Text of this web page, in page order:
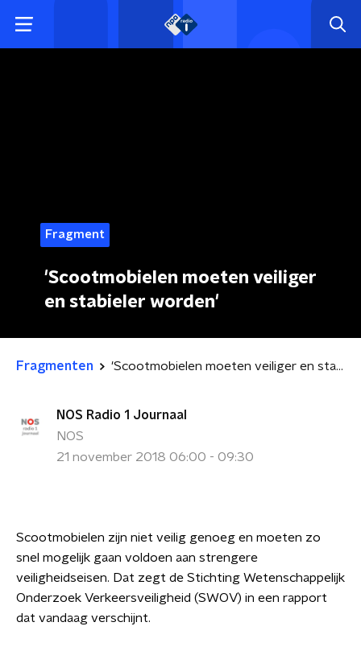
Fragment
'Scootmobielen moeten veiliger
en stabieler worden'
Fragmenten 'Scootmobielen moeten veiliger en stabieler worden'
NOS Radio 1 Journaal
NOS
21 november 2018 06:00 - 09:30
Scootmobielen zijn niet veilig genoeg en moeten zo
snel mogelijk gaan voldoen aan strengere
veiligheidseisen. Dat zegt de Stichting Wetenschappelijk
Onderzoek Verkeersveiligheid (SWOV) in een rapport
dat vandaag verschijnt.